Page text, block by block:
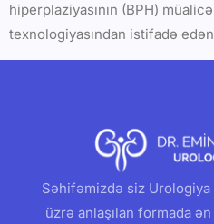
hiperplaziyasının (BPH)
texnologiyasından istifadə
Səhifəmizdə siz
üzrə anlaşılan formada